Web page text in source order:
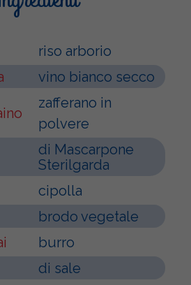
riso arborio
vino bianco secco
zafferano in
polvere
di Mascarpone
Sterilgarda
cipolla
brodo vegetale
burro
di sale